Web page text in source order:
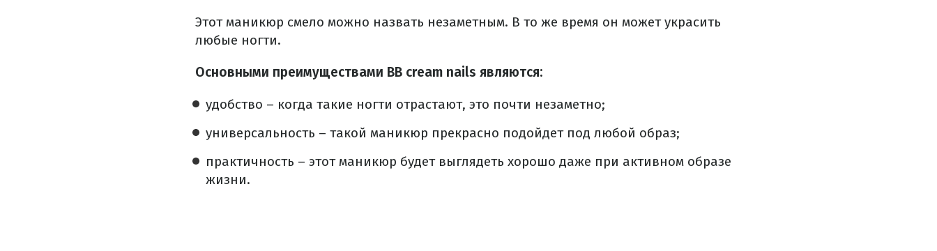
Этот маникюр смело можно назвать незаметным. В то же время он может украсить
любые ногти.
Основными преимуществами BB cream nails являются:
удобство – когда такие ногти отрастают, это почти незаметно;
универсальность – такой маникюр прекрасно подойдет под любой образ;
практичность – этот маникюр будет выглядеть хорошо даже при активном образе
жизни.